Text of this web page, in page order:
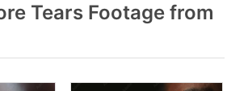
Tears Footage from